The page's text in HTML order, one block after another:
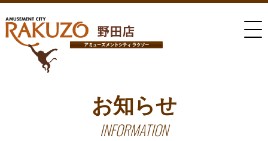
お知らせ
INFORMATION